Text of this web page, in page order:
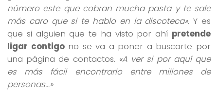
número este que cobran mucha pasta y te sale
más caro que si te hablo en la discoteca». Y es
que si alguien que te ha visto por ahí pretende
ligar contigono se va a poner a buscarte por
una página de contactos. «A ver si por aquí que
es más fácil encontrarlo entre millones de
personas…»